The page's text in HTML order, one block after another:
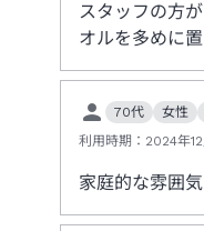
スタッフの方
オルを多めに
70代 女性
利用時期： 2024年
家庭的な雰囲